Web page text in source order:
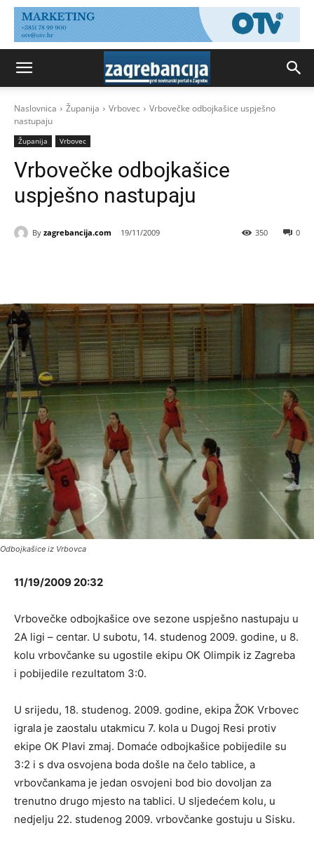
Naslovnica Županija Vrbovec
Vrbovečke odbojkašice uspješno
nastupaju
Županija Vrbovec
Vrbovečke odbojkašice
uspješno nastupaju
By zagrebancija.com 19/11/2009 0
350
Odbojkašice iz Vrbovca
11/19/2009 20:32
Vrbovečke odbojkašice ove sezone uspješno nastupaju u
2A ligi – centar. U subotu, 14. studenog 2009. godine, u 8.
kolu vrbovčanke su ugostile ekipu OK Olimpik iz Zagreba
i pobijedile rezultatom 3:0.
U srijedu, 18. studenog. 2009. godine, ekipa ŽOK Vrbovec
igrala je zaostalu utakmicu 7. kola u Dugoj Resi protiv
ekipe OK Plavi zmaj. Domaće odbojkašice pobijedile su
3:2 i s dva osvojena boda došle na čelo tablice, a
vrbovčankama je jedan osvojeni bod bio dovoljan za
trenutno drugo mjesto na tablici. U sljedećem kolu, u
nedjelju 22. studenog 2009. vrbovčanke gostuju u Sisku.